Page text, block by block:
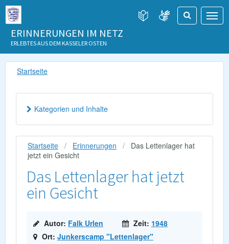
ERINNERUNGEN IM NETZ
ERLEBTES AUS DEM KASSELER OSTEN
Startseite
Startseite Erinnerungen
Das Lettenlager hat
jetzt ein Gesicht
Das Lettenlager hat jetzt
ein Gesicht
Autor: Falk Urlen Zeit: 1948
Ort: Junkerscamp "Lettenlager"
Kategorien und Inhalte